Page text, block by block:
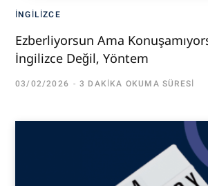
İNGILIZCE
Ezberliyorsun Ama
İngilizce Değil, Yöntem
03/02/2026 3 DAKIKA OKUMA SÜRESI